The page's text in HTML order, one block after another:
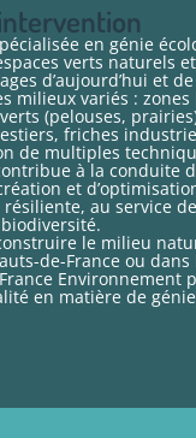
en génie
verts naturels
d’aujourd’hui et
milieux variés :
(pelouses,
friches
de multiples
à la conduite
et
au service
le milieu
de-France ou dans
Environnement
en matière de